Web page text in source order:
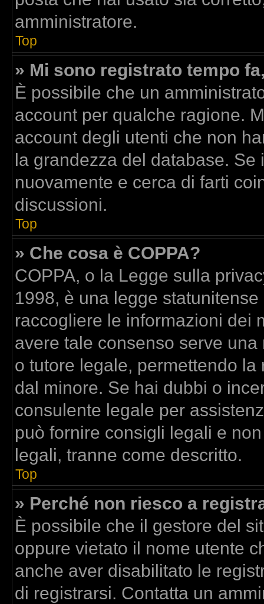
amministratore.
Top
» Mi sono registrato tempo
È possibile che un
account per qualche ragione.
account degli utenti che non
la grandezza del database. Se
nuovamente e cerca di farti
discussioni.
Top
» Che cosa è COPPA?
COPPA, o la Legge sulla
1998, è una legge
raccogliere le informazioni dei
avere tale consenso serve
o tutore legale, permettendo
dal minore. Se hai dubbi o
consulente legale per
può fornire consigli legali e
legali, tranne come descritto.
Top
» Perché non riesco a
È possibile che il gestore del
oppure vietato il nome utente
anche aver disabilitato le
di registrarsi. Contatta un